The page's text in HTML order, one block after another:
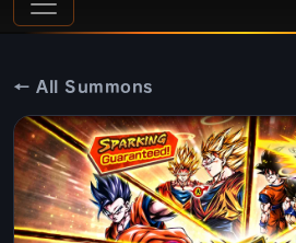
← All Summons